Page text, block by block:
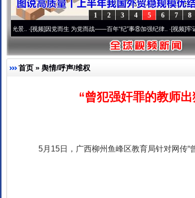
8
7
6
5
4
3
2
1
·[视频]因党而生 为党而战——百年“纪”事⑧加强纪律..·[视频]牢记初心使命
首页 » 舆情/呼声/维权
“曾犯强奸罪的教师
5月15日，广西柳州鱼峰区教育局针对网传“曾